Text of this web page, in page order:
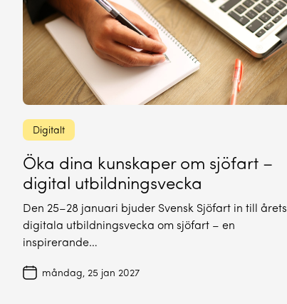
Digitalt
Öka dina kunskaper om sjöfart –
digital utbildningsvecka
Den 25–28 januari bjuder Svensk Sjöfart in till årets
digitala utbildningsvecka om sjöfart – en
inspirerande…
måndag, 25 jan 2027